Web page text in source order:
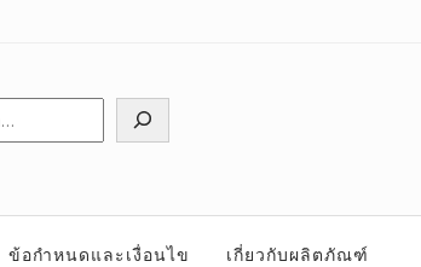
ข้อกำหนดและเงื่อนไข เกี่ยวกับผลิตภัณฑ์